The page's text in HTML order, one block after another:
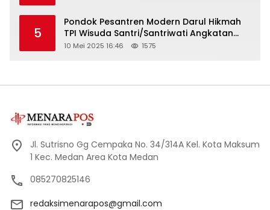
5
Pondok Pesantren Modern Darul Hikmah
TPI Wisuda Santri/Santriwati Angkatan
XXXIII
10 Mei 2025 16:46 1575
Jl. Sutrisno Gg Cempaka No. 34/314A Kel. Kota Maksum
1 Kec. Medan Area Kota Medan
085270825146
redaksimenarapos@gmail.com